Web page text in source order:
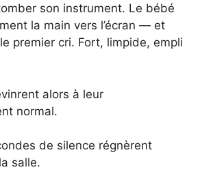
son instrument. Le bébé
la main vers l’écran — et
premier cri. Fort, limpide, empli
alors à leur
normal.
de silence régnèrent
salle.